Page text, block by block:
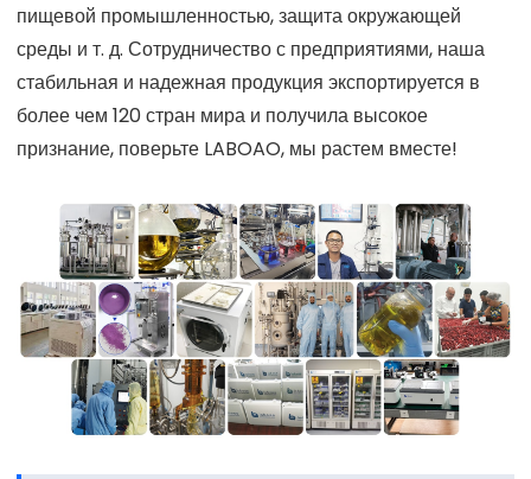
пищевой промышленностью, защита окружающей
среды и т. д. Сотрудничество с предприятиями, наша
стабильная и надежная продукция экспортируется в
более чем 120 стран мира и получила высокое
признание, поверьте LABOAO, мы растем вместе!